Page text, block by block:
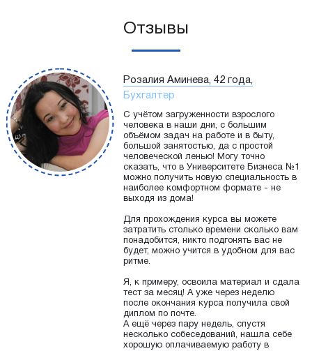
Отзывы
Розалия Аминева, 42 года,
Бухгалтер
С учётом загруженности взрослого
человека в наши дни, с большим
объёмом задач на работе и в быту,
большой занятостью, да с простой
человеческой ленью! Могу точно
сказать, что в Университете Бизнеса №1
можно получить новую специальность в
наиболее комфортном формате - не
выходя из дома!
Для прохождения курса вы можете
затратить столько времени сколько вам
понадобится, никто подгонять вас не
будет, можно учится в удобном для вас
ритме.
Я, к примеру, освоила материал и сдала
тест за месяц! А уже через неделю
после окончания курса получила свой
диплом по почте.
А ещё через пару недель, спустя
несколько собеседований, нашла себе
хорошую оплачиваемую работу в